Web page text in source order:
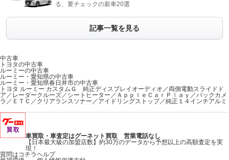
る、要チェックの新車20選
記事一覧を見る
中古車
トヨタの中古車
ルーミーの中古車
ルーミー・愛知県の中古車
ルーミー・愛知県春日井市の中古車
トヨタ ルーミー カスタムＧ 純正ディスプレイオーディオ／両側電動スライドド
ア／レーダークルーズ／シートヒーター／ＡｐｐｌｅＣａｒＰｌａｙ／バックカメ
ラ／ＥＴＣ／クリアランスソナー／アイドリングストップ／純正１４インチアルミ
車買取・車査定はグーネット買取 営業電話なし
【日本最大級の加盟店数】約30万のデータから予想以上の高額査定を実
現！
質問はコチラヘルプ